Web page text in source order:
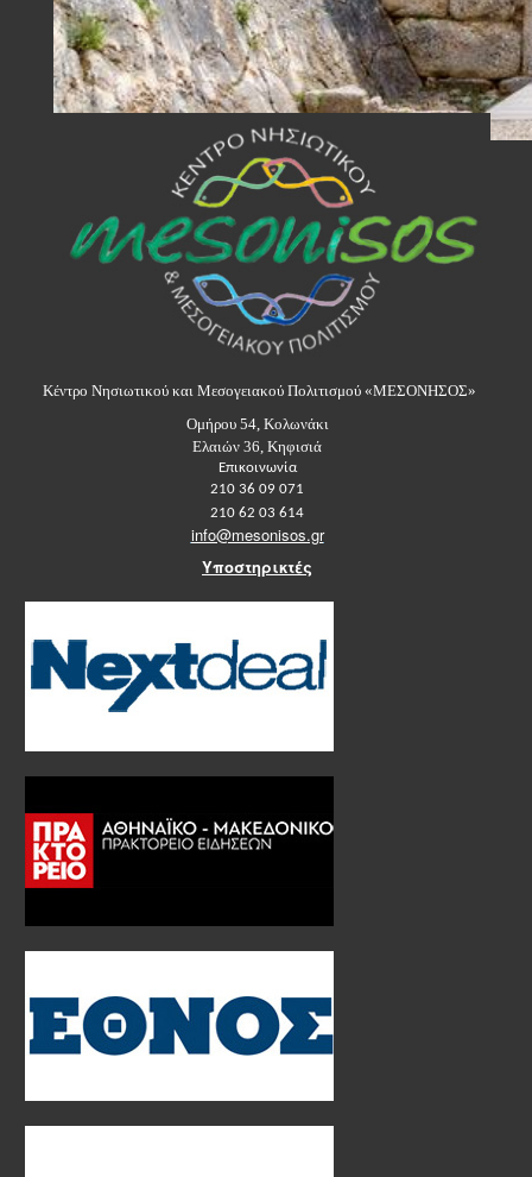
Κέντρο Νησιωτικού και Μεσογειακού Πολιτισμού «ΜΕΣΟΝΗΣΟΣ»
Ομήρου 54, Κολωνάκι
Ελαιών 36, Κηφισιά
Επικοινωνία
210 36 09 071
210 62 03 614
info@mesonisos.gr
Υποστηρικτές